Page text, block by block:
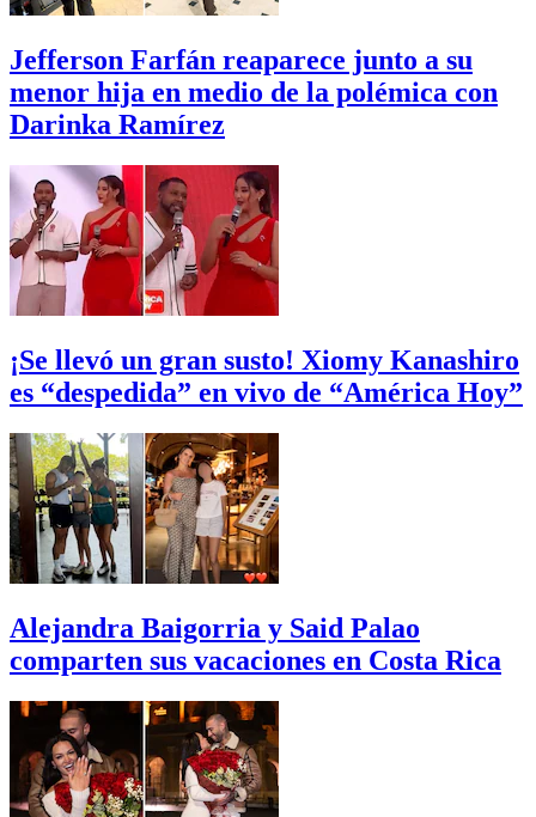
Jefferson Farfán reaparece junto a su
menor hija en medio de la polémica con
Darinka Ramírez
¡Se llevó un gran susto! Xiomy Kanashiro
es “despedida” en vivo de “América Hoy”
Alejandra Baigorria y Said Palao
comparten sus vacaciones en Costa Rica